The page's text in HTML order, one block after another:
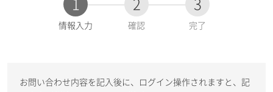
1
現
情報入力
2
確認
3
完了
お問い合わせ内容を記入後に、ログイン操作されますと、記